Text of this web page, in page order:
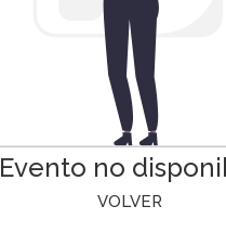
Evento no
VOLVER